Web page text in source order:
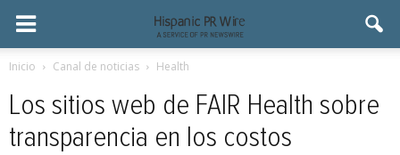
Inicio Canal de noticias Health
Los sitios web de FAIR Health sobre
transparencia en los costos